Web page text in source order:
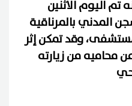
اليوم الاثنين
المدني بالمرناقية
وقد تمكن إثر
محاميه من زيارته